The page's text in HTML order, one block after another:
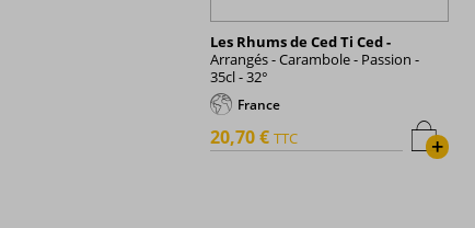
Les Rhums de Ced Ti Ced -
Arrangés - Carambole - Passion -
35cl - 32°
France
+
20,70 € TTC